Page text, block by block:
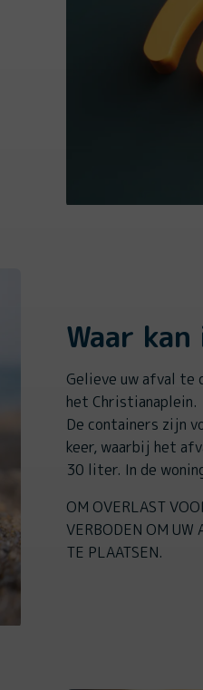
Waar
Gelieve uw afval te
het Christianaplein.
De containers zijn
keer, waarbij het
30 liter. In de
OM OVERLAST
VERBODEN OM UW
TE PLAATSEN.